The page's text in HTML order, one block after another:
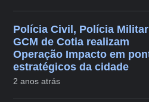
Polícia Civil, Polícia
GCM de Cotia realizam
Operação Impacto em
estratégicos da cidade
2 anos atrás